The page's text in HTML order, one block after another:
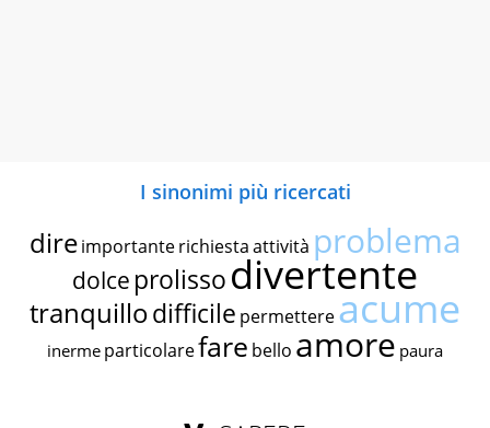
I sinonimi più ricercati
dire importante richiestaattività problema
dolce prolissodivertente
tranquillodifficile permettereacume
inerme particolarefare bello amore paura